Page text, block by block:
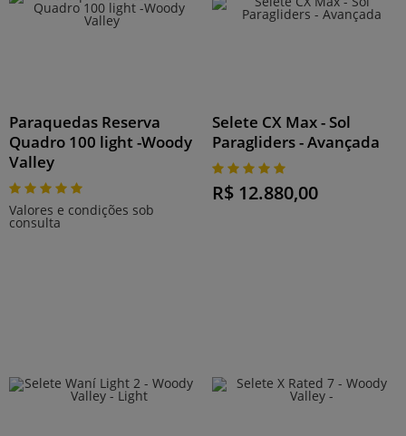
Paraquedas Reserva
Quadro 100 light -Woody
Valley
Valores e condições sob
consulta
Selete CX Max - Sol
Paragliders - Avançada
R$ 12.880,00